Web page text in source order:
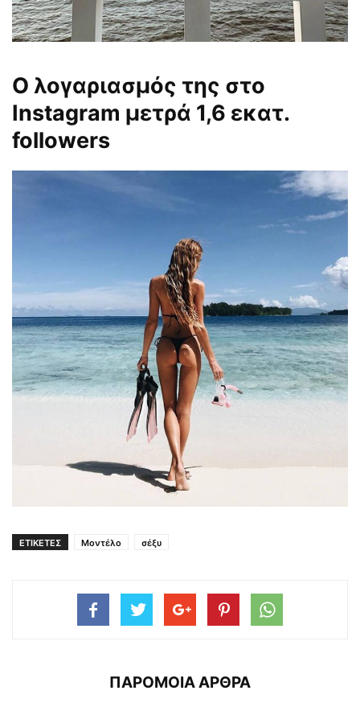
Ο λογαριασμός της στο
Instagram μετρά 1,6 εκατ.
followers
ΕΤΙΚΕΤΕΣ Μοντέλο σέξυ
ΠΑΡΟΜΟΙΑ ΑΡΘΡΑ